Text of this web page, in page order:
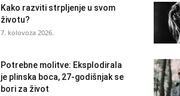
Kako razviti strpljenje u svom
životu?
7. kolovoza 2026.
Potrebne molitve: Eksplodirala
je plinska boca, 27-godišnjak se
bori za život